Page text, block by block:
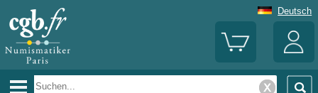
Deutsch